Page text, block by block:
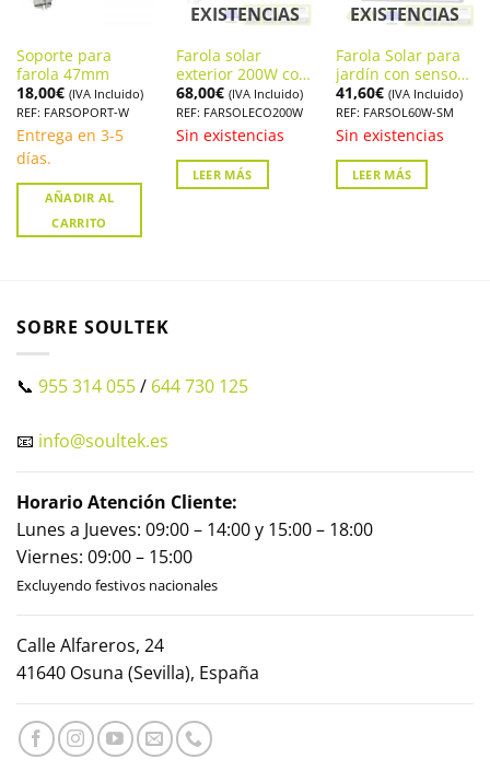
Soporte para
farola 47mm
18,00€ (IVA Incluido)
REF: FARSOPORT-W
Entrega en 3-5
días.
AÑADIR AL
CARRITO
EXISTENCIAS
Farola solar
exterior 200W con
panel orientable
Económica
68,00€ (IVA Incluido)
REF: FARSOLECO200W
Sin existencias
LEER MÁS
EXISTENCIAS
Farola Solar para
jardín con sensor
de movimiento y
panel solar
integrado.
41,60€ (IVA Incluido)
REF: FARSOL60W-SM
Sin existencias
LEER MÁS
SOBRE SOULTEK
📞 955 314 055/ 644 730 125
📧 info@soultek.es
Horario Atención Cliente:
Lunes a Jueves: 09:00 – 14:00 y 15:00 – 18:00
Viernes: 09:00 – 15:00
Excluyendo festivos nacionales
Calle Alfareros, 24
41640 Osuna (Sevilla), España